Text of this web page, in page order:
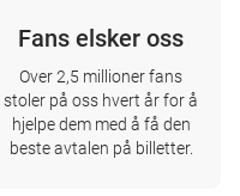
Fans elsker oss
Over 2,5 millioner fans
stoler på oss hvert år for å
hjelpe dem med å få den
beste avtalen på billetter.